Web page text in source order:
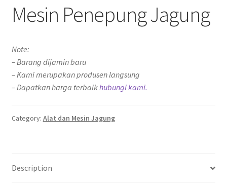
Mesin Penepung Jagung
Note:
– Barang dijamin baru
– Kami merupakan produsen langsung
– Dapatkan harga terbaikhubungi kami.
Category: Alat dan Mesin Jagung
Description